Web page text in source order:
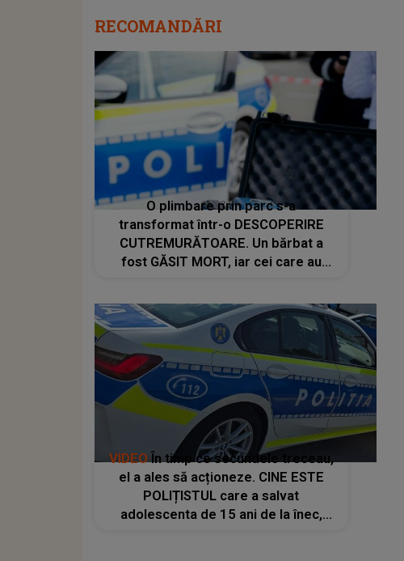
RECOMANDĂRI
O plimbare prin parc s-a
transformat într-o DESCOPERIRE
CUTREMURĂTOARE. Un bărbat a
fost GĂSIT MORT, iar cei care au
afla în fața lor
VIDEOÎn timp ce secundele treceau,
el a ales să acționeze. CINE ESTE
POLIȚISTUL care a salvat
adolescenta de 15 ani de la înec,